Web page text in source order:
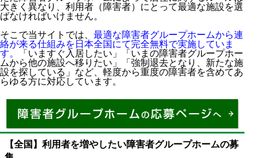
大きく異なり、利用者（障害者）にとって最適な施設を選
ばなければいけません。
そこで当サイトでは、 最適な障害者グループホームから連
絡が来る仕組みを日本全国にて完全無料で実施していま
す。
「いますぐ入居したい」「いまの障害者グループホー
ムから他の施設へ移りたい」「強制退去となり、新たな施
設を探している」など、軽度から重度の障害者を含めてあ
らゆる方に対応しています。
【全国】利用者を増やしたい障害者グループホームの募